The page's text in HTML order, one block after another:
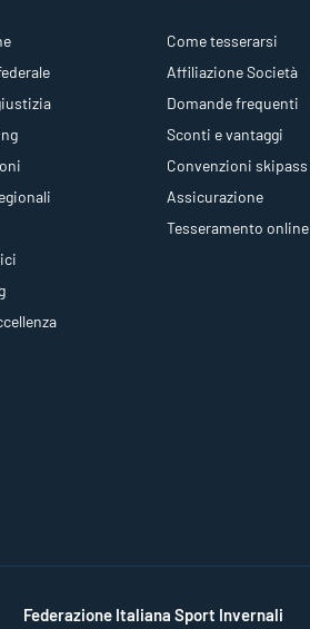
Come tesserarsi
Affiliazione Società
Domande frequenti
Sconti e vantaggi
Convenzioni skipass
Assicurazione
Tesseramento online
Federazione Italiana Sport Invernali